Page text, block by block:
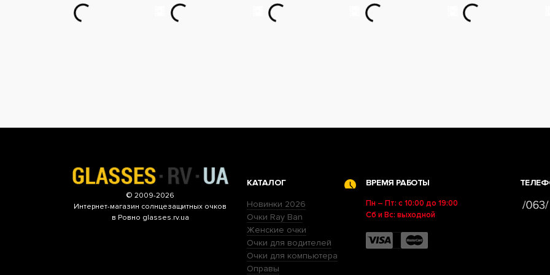
© 2009-2026
Интернет-магазин солнцезащитных очков
в Ровно glasses.rv.ua
КАТАЛОГ
Новинки 2026
Очки Ray Ban
Женские очки
Очки для водителей
Очки для компьютера
Оправы
ВРЕМЯ РАБОТЫ
Пн – Пт: с 10:00 до 19:00
Сб и Вс: выходной